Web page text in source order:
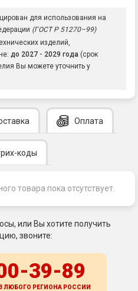
для использования на
(ГОСТ Р 51270–99)
изделий,
до 2027 - 2029 года (срок
Вы можете уточнить у
Оплата
коды
товара пока отсутствует.
или Вы хотите получить
звоните:
39-89
ЛЮБОГО РЕГИОНА РОССИИ